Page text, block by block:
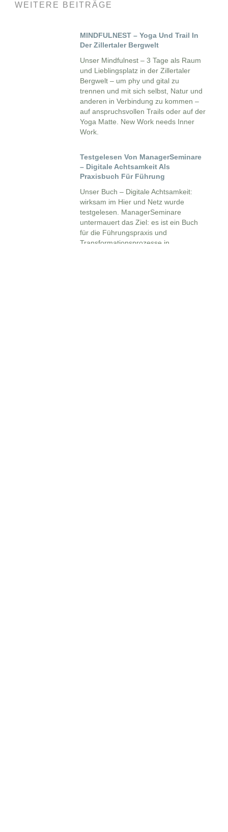
WEITERE BEITRÄGE
MINDFULNEST – Yoga Und Trail In
Der Zillertaler Bergwelt
Unser Mindfulnest – 3 Tage als Raum
und Lieblingsplatz in der Zillertaler
Bergwelt – um phy und gital zu
trennen und mit sich selbst, Natur und
anderen in Verbindung zu kommen –
auf anspruchsvollen Trails oder auf der
Yoga Matte. New Work needs Inner
Work.
Testgelesen Von ManagerSeminare
– Digitale Achtsamkeit Als
Praxisbuch Für Führung
Unser Buch – Digitale Achtsamkeit:
wirksam im Hier und Netz wurde
testgelesen. ManagerSeminare
untermauert das Ziel: es ist ein Buch
für die Führungspraxis und
Transformationsprozesse in